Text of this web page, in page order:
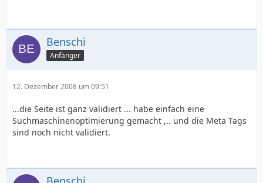
Benschi
Anfänger
12. Dezember 2008 um 09:51
...die Seite ist ganz validiert ... habe einfach eine
Suchmaschinenoptimierung gemacht ,.. und die Meta Tags
sind noch nicht validiert.